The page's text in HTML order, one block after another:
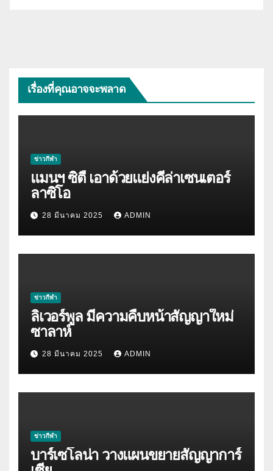
เรื่องที่คุณอาจจะพลาด
ข่าวกีฬา
แมนฯ ซิตี้ เอาด้วยแย่งคีล่าเซนเตอร์
ลาซิโอ
28 มีนาคม 2025 ADMIN
ข่าวกีฬา
ลิเวอร์พูล มีความคืบหน้าสัญญาใหม่
ซาลาห์
28 มีนาคม 2025 ADMIN
ข่าวกีฬา
บาร์เซโลน่า วางแผนขยายสัญญาการ์